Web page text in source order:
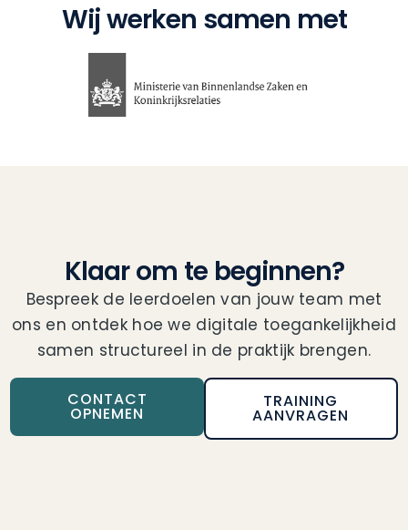
Wij werken samen met
Klaar om te beginnen?
Bespreek de leerdoelen van jouw team met
ons en ontdek hoe we digitale toegankelijkheid
samen structureel in de praktijk brengen.
CONTACT
OPNEMEN
TRAINING
AANVRAGEN